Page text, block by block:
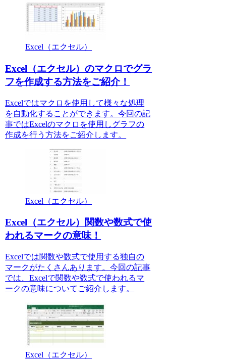
Excel（エクセル）
Excel（エクセル）のマクロでグラ
フを作成する方法をご紹介！
Excelではマクロを使用して様々な処理
を自動化することができます。今回の記
事ではExcelのマクロを使用しグラフの
作成を行う方法をご紹介します。
Excel（エクセル）
Excel（エクセル）関数や数式で使
われるマークの意味！
Excelでは関数や数式で使用する独自の
マークがたくさんあります。今回の記事
では、Excelで関数や数式で使われるマ
ークの意味についてご紹介します。
Excel（エクセル）